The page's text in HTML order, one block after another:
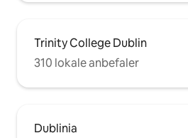
Trinity College Dublin
310 lokale anbefaler
Dublinia